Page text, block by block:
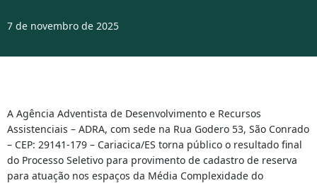
7 de novembro de 2025
A Agência Adventista de Desenvolvimento e Recursos
Assistenciais – ADRA, com sede na Rua Godero 53, São Conrado
– CEP: 29141-179 – Cariacica/ES torna público o resultado final
do Processo Seletivo para provimento de cadastro de reserva
para atuação nos espaços da Média Complexidade do